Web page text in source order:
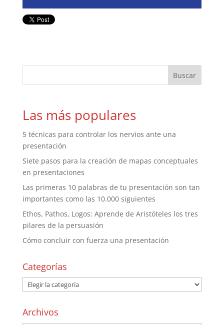
Las más populares
5 técnicas para controlar los nervios ante una
presentación
Siete pasos para la creación de mapas conceptuales
en presentaciones
Las primeras 10 palabras de tu presentación son tan
importantes como las 10.000 siguientes
Ethos, Pathos, Logos: Aprende de Aristóteles los tres
pilares de la persuasión
Cómo concluir con fuerza una presentación
Categorías
Archivos